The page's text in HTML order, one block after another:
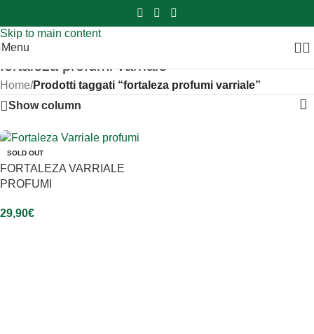
Skip to main content
Sei hai domande contattaci 📲3341056025 - 3886572748
Menu
fortaleza profumi varriale
Home/Prodotti taggati “fortaleza profumi varriale”
Show column
SOLD OUT
FORTALEZA VARRIALE
PROFUMI
29,90€